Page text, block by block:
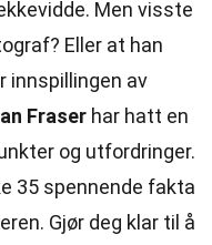
Men visste
Eller at han
innspillingen av
Fraser har hatt en
og utfordringer.
35 spennende fakta
Gjør deg klar til å